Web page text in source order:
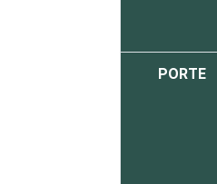
PORTE